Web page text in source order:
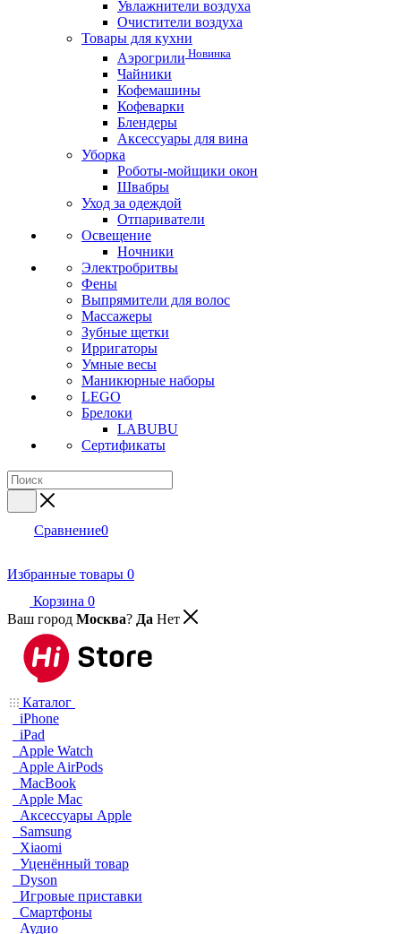
Увлажнители воздуха
Очистители воздуха
Товары для кухни
Аэрогрили Новинка
Чайники
Кофемашины
Кофеварки
Блендеры
Аксессуары для вина
Уборка
Роботы-мойщики окон
Швабры
Уход за одеждой
Отпариватели
Освещение
Ночники
Электробритвы
Фены
Выпрямители для волос
Массажеры
Зубные щетки
Ирригаторы
Умные весы
Маникюрные наборы
LEGO
Брелоки
LABUBU
Сертификаты
Сравнение0
Избранные товары 0
Корзина 0
Ваш город Москва? Да Нет
Каталог
iPhone
iPad
Apple Watch
Apple AirPods
MacBook
Apple Mac
Аксессуары Apple
Samsung
Xiaomi
Уценённый товар
Dyson
Игровые приставки
Смартфоны
Аудио